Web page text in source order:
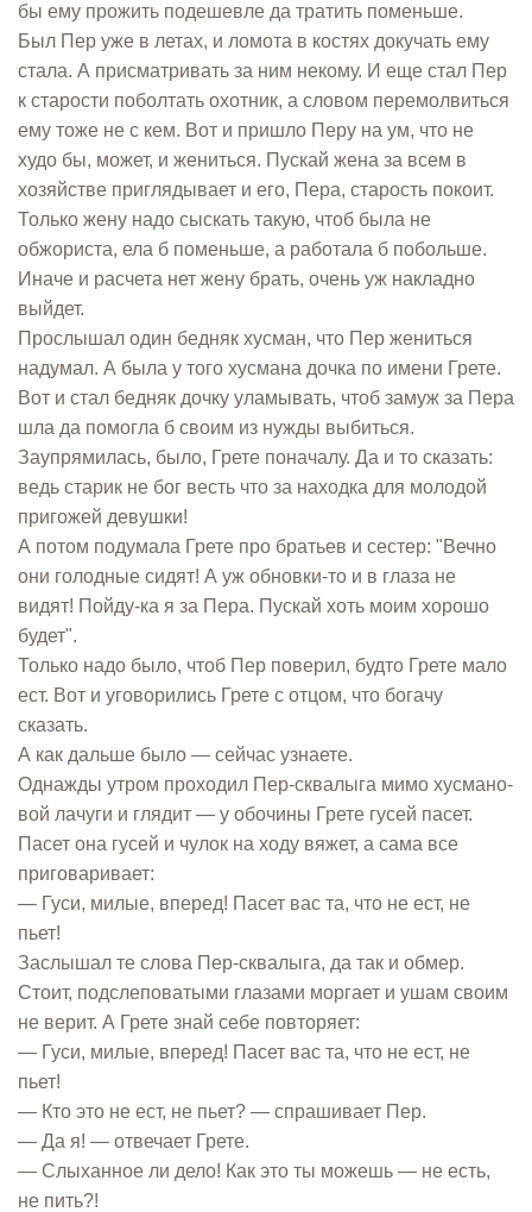
бы ему прожить подешевле да тратить поменьше.
Был Пер уже в летах, и ломота в костях докучать ему
стала. А присматривать за ним некому. И еще стал Пер
к старости поболтать охотник, а словом перемолвиться
ему тоже не с кем. Вот и пришло Перу на ум, что не
худо бы, может, и жениться. Пускай жена за всем в
хозяйстве приглядывает и его, Пера, старость покоит.
Только жену надо сыскать такую, чтоб была не
обжориста, ела б поменьше, а работала б побольше.
Иначе и расчета нет жену брать, очень уж накладно
выйдет.
Прослышал один бедняк хусман, что Пер жениться
надумал. А была у того хусмана дочка по имени Грете.
Вот и стал бедняк дочку уламывать, чтоб замуж за Пера
шла да помогла б своим из нужды выбиться.
Заупрямилась, было, Грете поначалу. Да и то сказать:
ведь старик не бог весть что за находка для молодой
пригожей девушки!
А потом подумала Грете про братьев и сестер: "Вечно
они голодные сидят! А уж обновки-то и в глаза не
видят! Пойду-ка я за Пера. Пускай хоть моим хорошо
будет".
Только надо было, чтоб Пер поверил, будто Грете мало
ест. Вот и уговорились Грете с отцом, что богачу
сказать.
А как дальше было — сейчас узнаете.
Однажды утром проходил Пер-сквалыга мимо хусмано-
вой лачуги и глядит — у обочины Грете гусей пасет.
Пасет она гусей и чулок на ходу вяжет, а сама все
приговаривает:
— Гуси, милые, вперед! Пасет вас та, что не ест, не
пьет!
Заслышал те слова Пер-сквалыга, да так и обмер.
Стоит, подслеповатыми глазами моргает и ушам своим
не верит. А Грете знай себе повторяет:
— Гуси, милые, вперед! Пасет вас та, что не ест, не
пьет!
— Кто это не ест, не пьет? — спрашивает Пер.
— Да я! — отвечает Грете.
— Слыханное ли дело! Как это ты можешь — не есть,
не пить?!